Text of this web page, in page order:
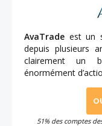
AvaTrade est un
depuis plusieurs
clairement un
énormément
51% des comptes